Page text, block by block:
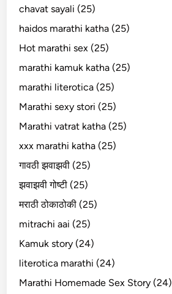
chavat sayali (25)
haidos marathi katha (25)
Hot marathi sex (25)
marathi kamuk katha (25)
marathi literotica (25)
Marathi sexy stori (25)
Marathi vatrat katha (25)
xxx marathi katha (25)
गावठी झवाझवी (25)
झवाझवी गोष्टी (25)
मराठी ठोकाठोकी (25)
mitrachi aai (25)
Kamuk story (24)
literotica marathi (24)
Marathi Homemade Sex Story (24)